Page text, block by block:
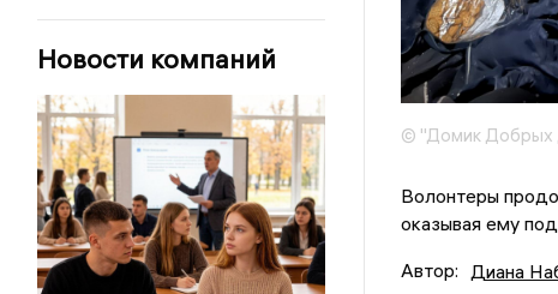
Новости компаний
© "Домик Добрых
Волонтеры
оказывая ему
Автор: Диана